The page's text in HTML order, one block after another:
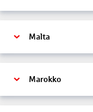
Malta
Marokko